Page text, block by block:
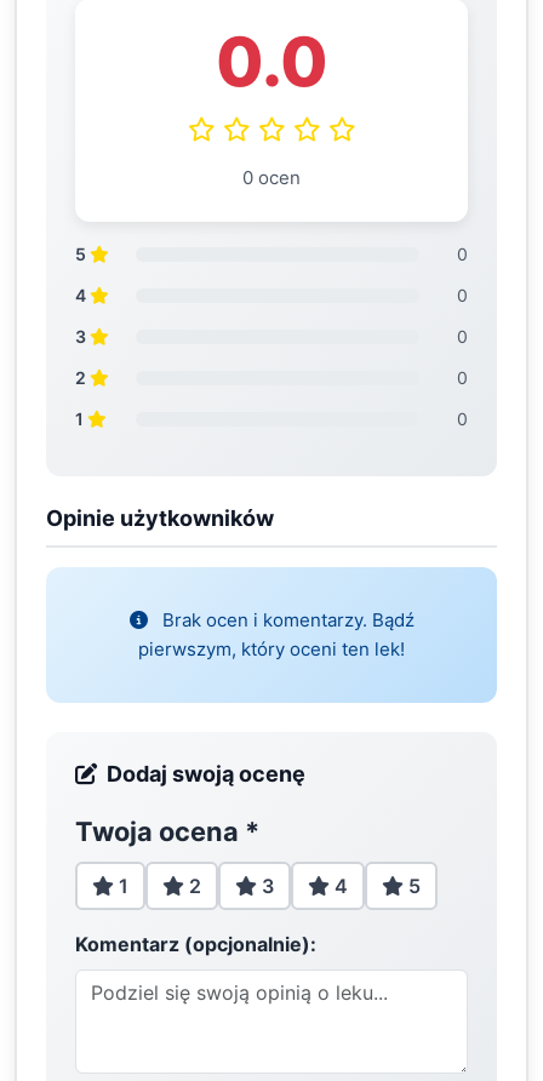
0.0
0 ocen
5
0
4
0
3
0
2
0
1
0
Opinie użytkowników
Brak ocen i komentarzy. Bądź
pierwszym, który oceni ten lek!
Dodaj swoją ocenę
Twoja ocena *
1 2 3 4 5
Komentarz (opcjonalnie):